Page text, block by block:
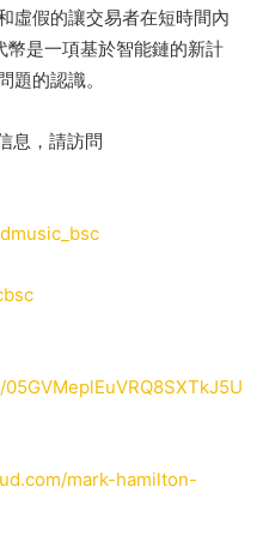
虛假的讓交易者在短時間內
是一項基於智能鏈的新計
題的認識。
息，請訪問
mark-hamilton-